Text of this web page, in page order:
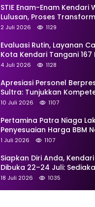
STIE Enam-Enam Kendari
Lulusan, Proses
Universitas Resmi Diterima
2 Juli 2026 1129
Evaluasi Rutin, Layanan
Kota Kendari Tangani
Juni
4 Juli 2026 1128
Apresiasi Personel
Sultra: Tunjukkan
untuk Masyarakat
10 Juli 2026 1107
Pertamina Patra Niaga
Penyesuaian Harga BBM
Juli 2026, Berikut
1 Juli 2026 1107
Siapkan Diri Anda,
Dibuka 22–24 Juli:
Lowongan dari 30
18 Juli 2026 1035